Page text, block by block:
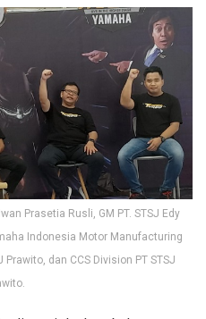
Prasetia Rusli, GM PT. STSJ Edy
Indonesia Motor Manufacturing
Prawito, dan CCS Division PT STSJ